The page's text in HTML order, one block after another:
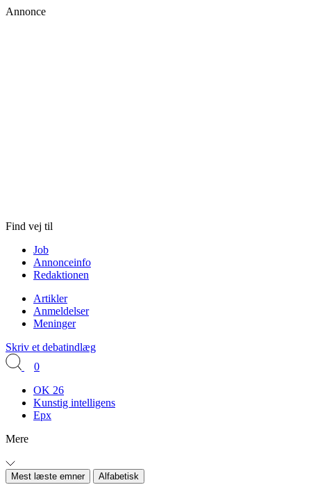
Annonce
Find vej til
Job
Annonceinfo
Redaktionen
Artikler
Anmeldelser
Meninger
Skriv et debatindlæg
0
OK 26
Kunstig intelligens
Epx
Mere
Mest læste emner Alfabetisk